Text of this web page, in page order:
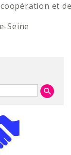
et
Seine